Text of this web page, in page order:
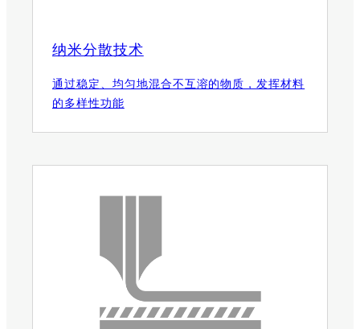
纳米分散技术
通过稳定、均匀地混合不互溶的物质，发挥材料
的多样性功能